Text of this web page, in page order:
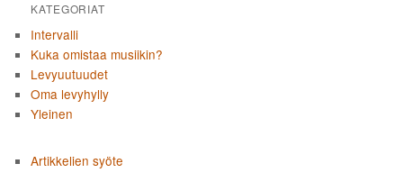
KATEGORIAT
Intervalli
Kuka omistaa musiikin?
Levyuutuudet
Oma levyhylly
Yleinen
Artikkelien syöte